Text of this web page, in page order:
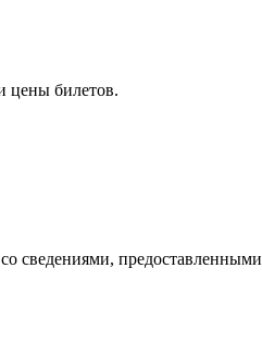
цены билетов.
сведениями, предоставленными